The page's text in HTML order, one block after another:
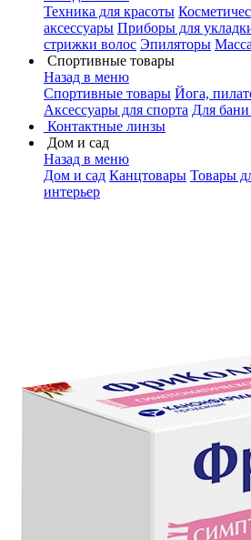
Техника для красоты
аксессуары Приборы для
стрижки волос Эпиляторы
Спортивные товары
Назад в меню
Спортивные товары Йога,
Аксессуары для спорта Для
Контактные линзы
Дом и сад
Назад в меню
Дом и сад Канцтовары Товары
интерьер